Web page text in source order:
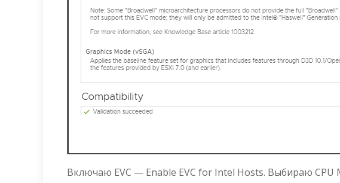
Включаю EVC — Enable EVC for Intel Hosts. Выбираю CPU